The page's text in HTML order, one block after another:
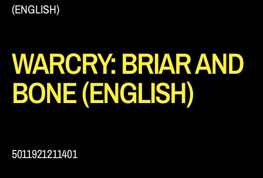
(ENGLISH)
WARCRY: BRIAR AND
BONE (ENGLISH)
5011921211401